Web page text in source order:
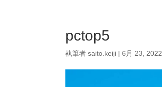
pctop5
執筆者saito.keiji |6月 23, 2022